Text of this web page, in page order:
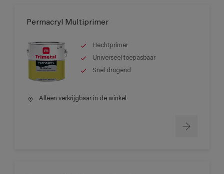
Permacryl Multiprimer
Hechtprimer
Universeel toepasbaar
Snel drogend
Alleen verkrijgbaar in de winkel